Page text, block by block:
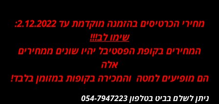
מחירי הכרטיסים בהזמנה מוקדמת עד 2.12.2022:
שימו לב!!!
המחירים בקופת הפסטיבל יהיו שונים ממחירים
אלה
הם מופיעים למטה והמכירה בקופות במזומן בלבד!
ניתן לשלם בביט בטלפון 054-7947223